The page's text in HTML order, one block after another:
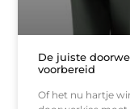
De juiste
voorbereid
Of het nu hartje